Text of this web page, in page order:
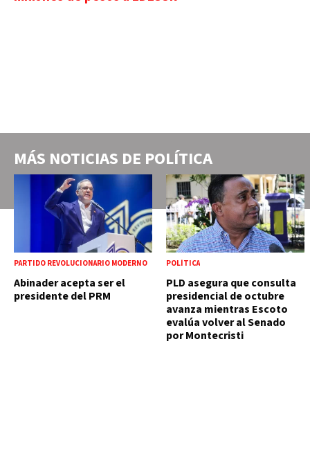
MÁS NOTICIAS DE POLÍTICA
PARTIDO REVOLUCIONARIO MODERNO
Abinader acepta ser el
presidente del PRM
POLÍTICA
PLD asegura que consulta
presidencial de octubre
avanza mientras Escoto
evalúa volver al Senado
por Montecristi